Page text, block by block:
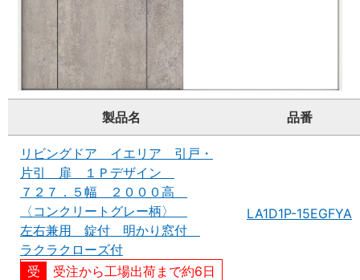
製品名 品番
リビングドア イエリア 引戸・
片引 扉 １Ｐデザイン
７２７．５幅 ２０００高
〈コンクリートグレー柄〉
左右兼用 錠付 明かり窓付
ラクラクローズ付
受注から工場出荷まで約6日
LA1D1P-15EGFYA